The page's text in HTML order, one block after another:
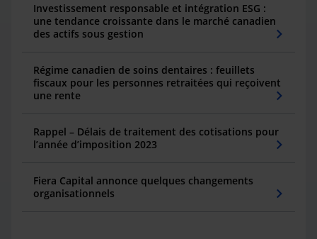
Investissement responsable et intégration ESG :
une tendance croissante dans le marché canadien
des actifs sous gestion
Régime canadien de soins dentaires : feuillets
fiscaux pour les personnes retraitées qui reçoivent
une rente
Rappel – Délais de traitement des cotisations pour
l’année d’imposition 2023
Fiera Capital annonce quelques changements
organisationnels